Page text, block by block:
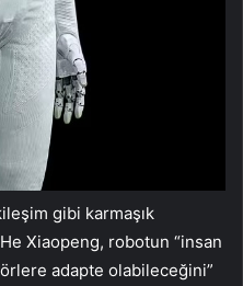
gibi karmaşık
Xiaopeng, robotun “insan
adapte olabileceğini”